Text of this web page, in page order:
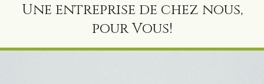
Une entreprise de chez nous,
pour Vous!